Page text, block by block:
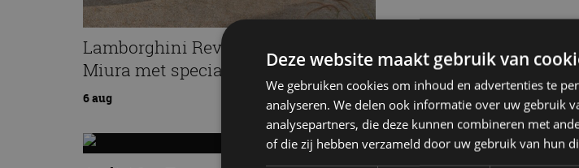
Lamborghini Revuelto eert 60 jaar
Miura met speciale editie
6 aug
Deze website maakt gebruik van
We gebruiken cookies om inhoud en advertenties te
analyseren. We delen ook informatie over uw gebruik
analysepartners, die deze kunnen combineren met
of die zij hebben verzameld door uw gebruik van hun